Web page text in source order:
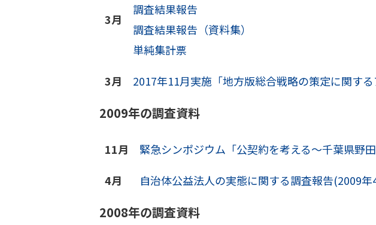
3月
調査結果報告
調査結果報告（資料集）
単純集計票
3月
2017年11月実施「地方版総合戦略の策定に関す
2009年の調査資料
11月
緊急シンポジウム「公契約を考える～千葉県野
4月
自治体公益法人の実態に関する調査報告(2009年
2008年の調査資料